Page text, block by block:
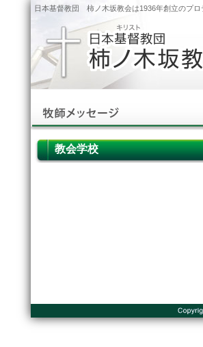
日本基督教団 柿ノ木坂教会は1936年創立のプ
教会学校